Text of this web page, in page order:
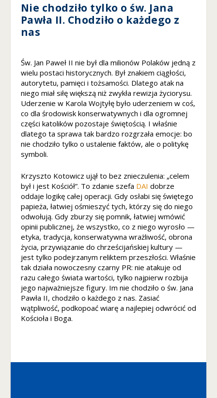
Nie chodziło tylko o św. Jana
Pawła II. Chodziło o każdego z
nas
Św. Jan Paweł II nie był dla milionów Polaków jedną z
wielu postaci historycznych. Był znakiem ciągłości,
autorytetu, pamięci i tożsamości. Dlatego atak na
niego miał siłę większą niż zwykła rewizja życiorysu.
Uderzenie w Karola Wojtyłę było uderzeniem w coś,
co dla środowisk konserwatywnych i dla ogromnej
części katolików pozostaje świętością. I właśnie
dlatego ta sprawa tak bardzo rozgrzała emocje: bo
nie chodziło tylko o ustalenie faktów, ale o politykę
symboli.
Krzyszto Kotowicz ujął to bez znieczulenia: „celem
był i jest Kościół”. To zdanie szefa DAI dobrze
oddaje logikę całej operacji. Gdy osłabi się świętego
papieża, łatwiej ośmieszyć tych, którzy się do niego
odwołują. Gdy zburzy się pomnik, łatwiej wmówić
opinii publicznej, że wszystko, co z niego wyrosło —
etyka, tradycja, konserwatywna wrażliwość, obrona
życia, przywiązanie do chrześcijańskiej kultury —
jest tylko podejrzanym reliktem przeszłości. Właśnie
tak działa nowoczesny czarny PR: nie atakuje od
razu całego świata wartości, tylko najpierw rozbija
jego najważniejsze figury. Im nie chodziło o św. Jana
Pawła II, chodziło o każdego z nas. Zasiać
wątpliwość, podkopoać wiarę a najlepiej odwrócić od
Kościoła i Boga.
A
b
z
a
st
r
o
n
a
in
te
et
a
d
zi
ał
ał
a
ja
k
n
aj
le
pi